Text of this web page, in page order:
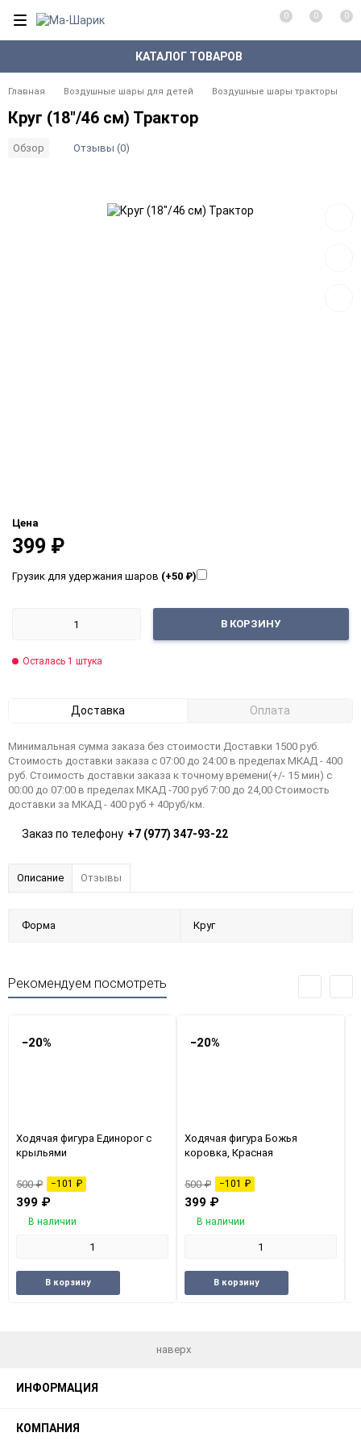
КАТАЛОГ ТОВАРОВ
0 0 0
Главная Воздушные шары для детей Воздушные шары тракторы
Круг (18"/46 см) Трактор
Обзор Отзывы (0)
Цена
399 ₽
Грузик для удержания шаров (+50 ₽)
В КОРЗИНУ
Осталась 1 штука
Доставка Оплата
Минимальная сумма заказа без стоимости Доставки 1500 руб.
Стоимость доставки заказа с 07:00 до 24:00 в пределах МКАД - 400
руб. Стоимость доставки заказа к точному времени(+/- 15 мин) с
00:00 до 07:00 в пределах МКАД -700 руб 7:00 до 24,00 Стоимость
доставки за МКАД - 400 руб + 40руб/км.
Заказ по телефону +7 (977) 347-93-22
Описание Отзывы
Форма Круг
Рекомендуем посмотреть
−20%
Ходячая фигура Единорог с
крыльями
500₽ −101 ₽
399 ₽
В наличии
В корзину
−20%
Ходячая фигура Божья
коровка, Красная
500₽ −101 ₽
399 ₽
В наличии
В корзину
наверх
ИНФОРМАЦИЯ
КОМПАНИЯ